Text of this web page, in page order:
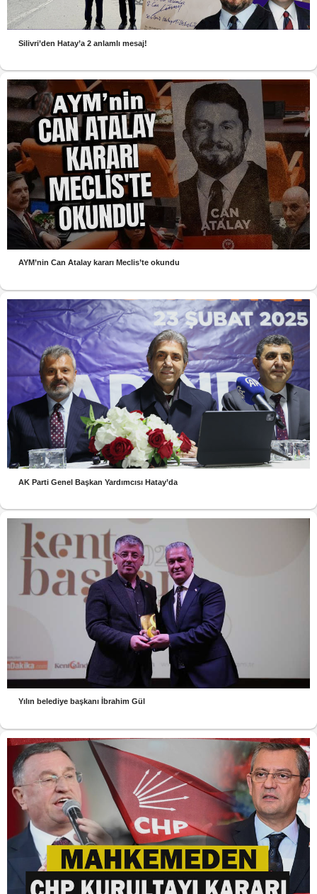
Silivri’den Hatay’a 2 anlamlı mesaj!
AYM’nin Can Atalay kararı Meclis’te okundu
AK Parti Genel Başkan Yardımcısı Hatay’da
Yılın belediye başkanı İbrahim Gül